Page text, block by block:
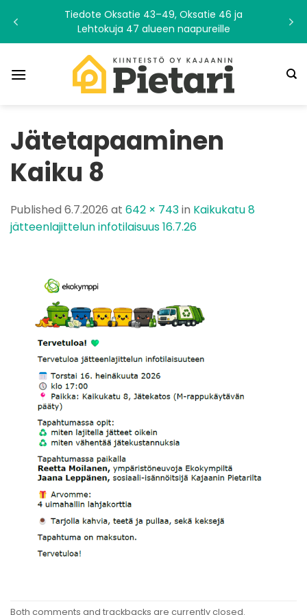
content
Tiedote Oksatie 43–49, Oksatie 46 ja
Lehtokuja 47 alueen naapureille
Jätetapaaminen
Kaiku 8
Published 6.7.2026 at 642 × 743in Kaikukatu 8
jätteenlajittelun infotilaisuus 16.7.26
Both comments and trackbacks are currently closed.